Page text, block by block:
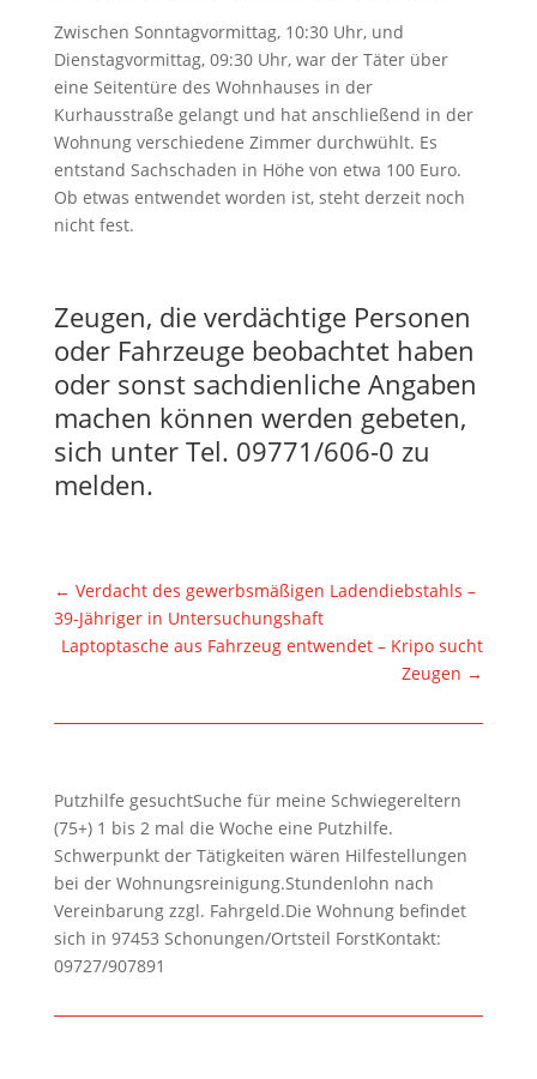
Zwischen Sonntagvormittag, 10:30 Uhr, und
Dienstagvormittag, 09:30 Uhr, war der Täter über
eine Seitentüre des Wohnhauses in der
Kurhausstraße gelangt und hat anschließend in der
Wohnung verschiedene Zimmer durchwühlt. Es
entstand Sachschaden in Höhe von etwa 100 Euro.
Ob etwas entwendet worden ist, steht derzeit noch
nicht fest.
Zeugen, die verdächtige Personen
oder Fahrzeuge beobachtet haben
oder sonst sachdienliche Angaben
machen können werden gebeten,
sich unter Tel. 09771/606-0 zu
melden.
← Verdacht des gewerbsmäßigen Ladendiebstahls –
39-Jähriger in Untersuchungshaft
Laptoptasche aus Fahrzeug entwendet – Kripo sucht
Zeugen →
Putzhilfe gesuchtSuche für meine Schwiegereltern
(75+) 1 bis 2 mal die Woche eine Putzhilfe.
Schwerpunkt der Tätigkeiten wären Hilfestellungen
bei der Wohnungsreinigung.Stundenlohn nach
Vereinbarung zzgl. Fahrgeld.Die Wohnung befindet
sich in 97453 Schonungen/Ortsteil ForstKontakt:
09727/907891